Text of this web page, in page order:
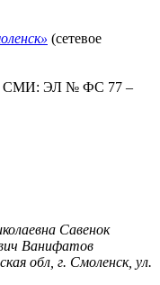
(сетевое
СМИ: ЭЛ № ФС 77 –
Савенок
Ванифатов
обл, г. Смоленск, ул.